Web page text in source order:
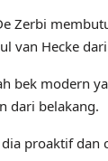
Zerbi
van Hecke
bek modern
dari belakang.
dia proaktif